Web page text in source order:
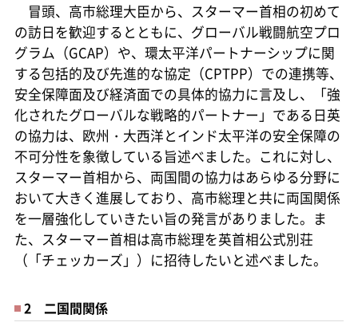
冒頭、高市総理大臣から、スターマー首相の初めて
の訪日を歓迎するとともに、グローバル戦闘航空プロ
グラム（GCAP）や、環太平洋パートナーシップに関
する包括的及び先進的な協定（CPTPP）での連携等、
安全保障面及び経済面での具体的協力に言及し、「強
化されたグローバルな戦略的パートナー」である日英
の協力は、欧州・大西洋とインド太平洋の安全保障の
不可分性を象徴している旨述べました。これに対し、
スターマー首相から、両国間の協力はあらゆる分野に
おいて大きく進展しており、高市総理と共に両国関係
を一層強化していきたい旨の発言がありました。ま
た、スターマー首相は高市総理を英首相公式別荘
（「チェッカーズ」）に招待したいと述べました。
2 二国間関係